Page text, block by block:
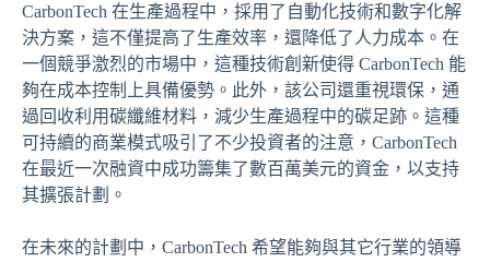
CarbonTech 在生產過程中，採用了自動化技術和數字化解
決方案，這不僅提高了生產效率，還降低了人力成本。在
一個競爭激烈的市場中，這種技術創新使得 CarbonTech 能
夠在成本控制上具備優勢。此外，該公司還重視環保，通
過回收利用碳纖維材料，減少生產過程中的碳足跡。這種
可持續的商業模式吸引了不少投資者的注意，CarbonTech
在最近一次融資中成功籌集了數百萬美元的資金，以支持
其擴張計劃。
在未來的計劃中，CarbonTech 希望能夠與其它行業的領導